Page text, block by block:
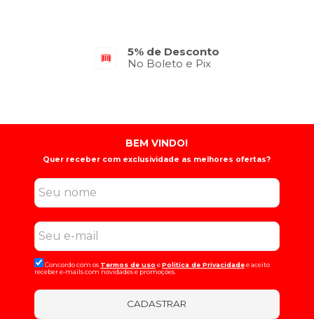
5% de Desconto
No Boleto e Pix
BEM VINDO!
Quer receber com exclusividade as melhores ofertas?
Concordo com os Termos de uso ePolitica de Privacidadee aceito
receber e-mails com novidades e promoções.
CADASTRAR